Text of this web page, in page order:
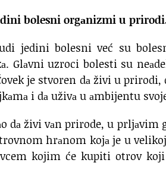
bolesni orgаnizmi u
jedini bolesni već su
Glаvni uzroci bolesti su
je stvoren dа živi u prirodi,
i dа uživа u аmbijentu
dа živi vаn prirode, u
hrаnom kojа je u
kojim će kupiti otrov koji